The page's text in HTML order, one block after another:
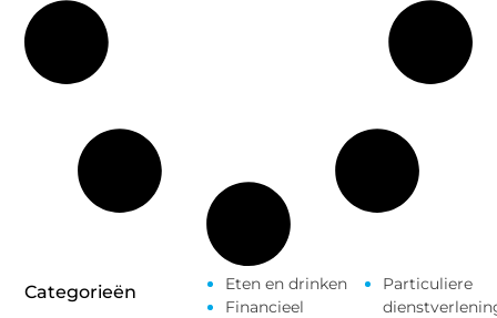
Categorieën
Eten en drinken
Financieel
Particuliere